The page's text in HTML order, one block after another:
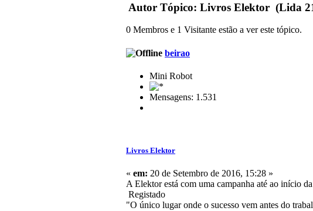
Autor Tópico: Livros Elektor (Lida
0 Membros e 1 Visitante estão a ver este tópico.
beirao
Mini Robot
Mensagens: 1.531
Livros Elektor
« em: 20 de Setembro de 2016, 15:28 »
A Elektor está com uma campanha até ao início
Registado
"O único lugar onde o sucesso vem antes do